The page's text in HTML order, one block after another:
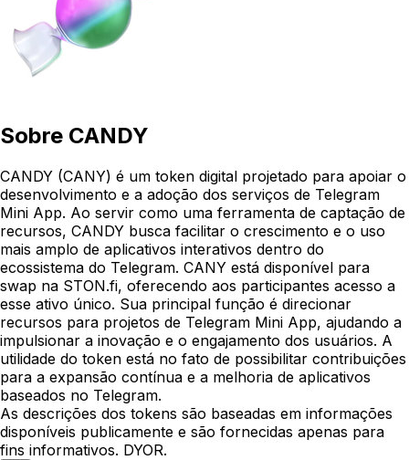
Sobre CANDY
CANDY (CANY) é um token digital projetado para apoiar o
desenvolvimento e a adoção dos serviços de Telegram
Mini App. Ao servir como uma ferramenta de captação de
recursos, CANDY busca facilitar o crescimento e o uso
mais amplo de aplicativos interativos dentro do
ecossistema do Telegram. CANY está disponível para
swap na STON.fi, oferecendo aos participantes acesso a
esse ativo único. Sua principal função é direcionar
recursos para projetos de Telegram Mini App, ajudando a
impulsionar a inovação e o engajamento dos usuários. A
utilidade do token está no fato de possibilitar contribuições
para a expansão contínua e a melhoria de aplicativos
baseados no Telegram.
As descrições dos tokens são baseadas em informações
disponíveis publicamente e são fornecidas apenas para
fins informativos. DYOR.